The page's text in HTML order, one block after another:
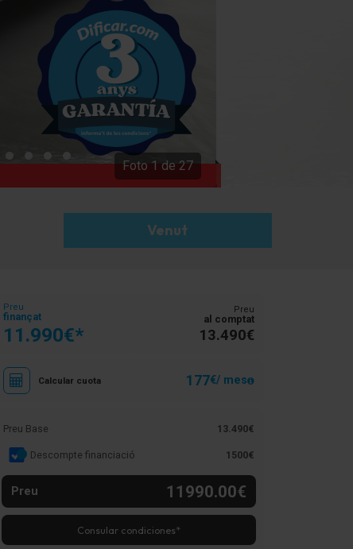
Foto 1 de 27
Venut
Preu
finançat
11.990€*
Preu
al comptat
13.490€
Calcular cuota 177€/ mes
Preu Base 13.490€
Descompte financiació 1500€
Preu 11990.00€
Consular condiciones*